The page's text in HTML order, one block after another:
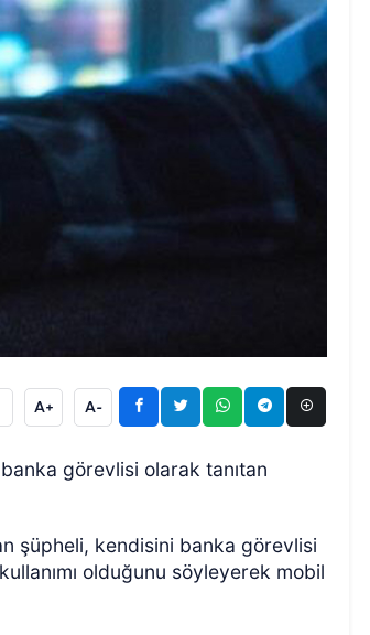
A+ A-
görevlisi olarak tanıtan
şüpheli, kendisini banka görevlisi
olduğunu söyleyerek mobil